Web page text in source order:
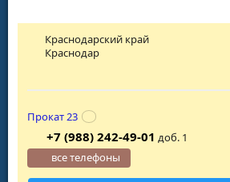
Краснодарский край
Краснодар
Прокат 23
+7 (988) 242-49-01 доб. 1
все телефоны